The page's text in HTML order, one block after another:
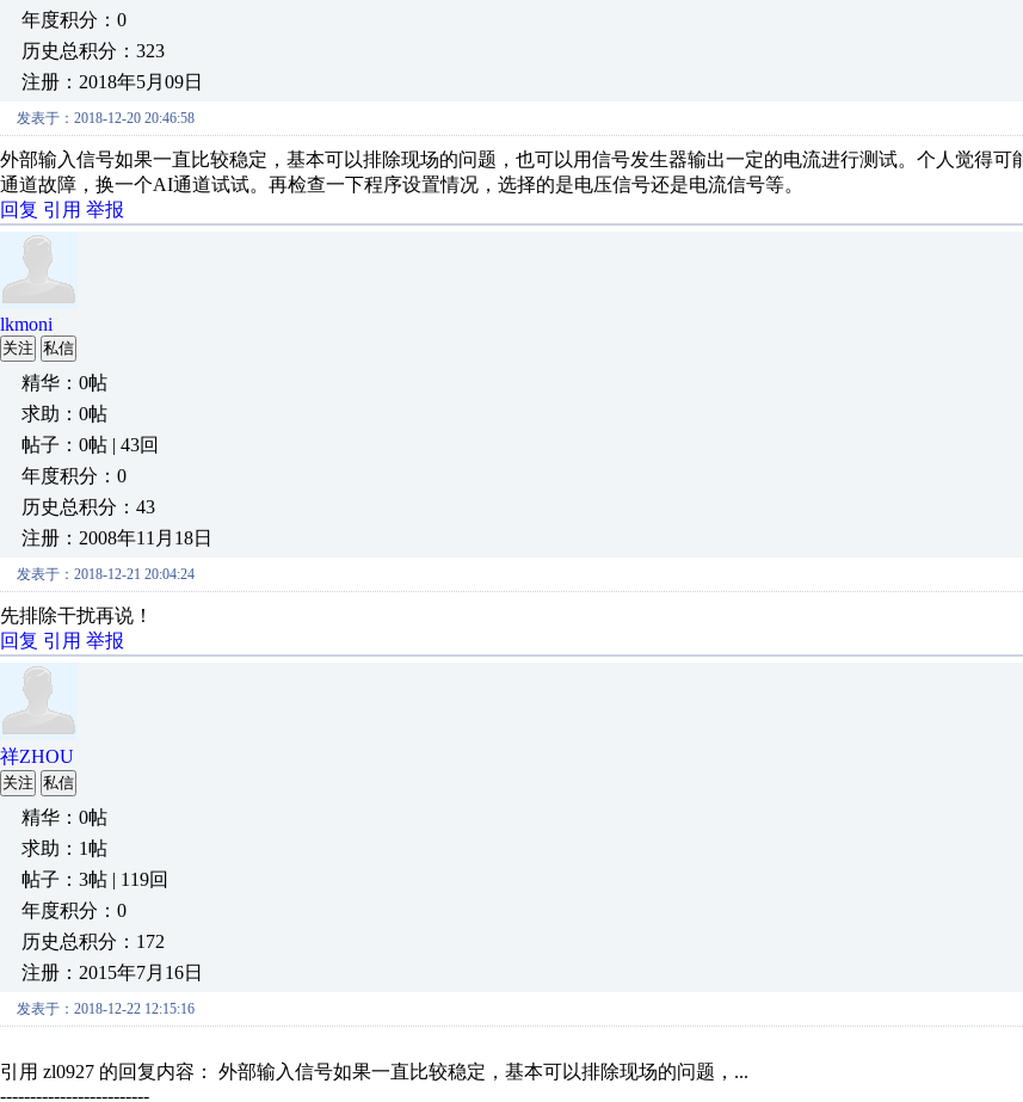
年度积分：0
历史总积分：323
注册：2018年5月09日
发表于：2018-12-20 20:46:58
外部输入信号如果一直比较稳定，基本可以排除现场的问题，也可以用信号发生器输出一定的电流进行测试。个人觉得可
通道故障，换一个AI通道试试。再检查一下程序设置情况，选择的是电压信号还是电流信号等。
回复 引用 举报
lkmoni
关注 私信
精华：0帖
求助：0帖
帖子：0帖 | 43回
年度积分：0
历史总积分：43
注册：2008年11月18日
发表于：2018-12-21 20:04:24
先排除干扰再说！
回复 引用 举报
祥ZHOU
关注 私信
精华：0帖
求助：1帖
帖子：3帖 | 119回
年度积分：0
历史总积分：172
注册：2015年7月16日
发表于：2018-12-22 12:15:16
引用 zl0927 的回复内容： 外部输入信号如果一直比较稳定，基本可以排除现场的问题，...
-------------------------